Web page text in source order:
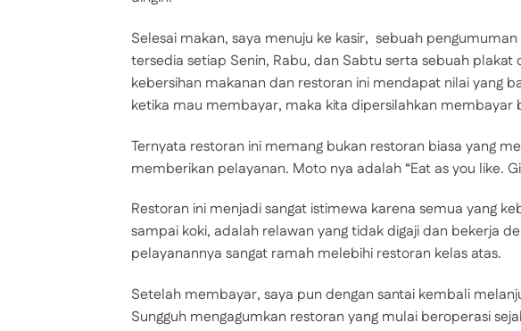
Selesai makan, saya menuju ke kasir, sebuah
tersedia setiap Senin, Rabu, dan Sabtu serta sebuah
kebersihan makanan dan restoran ini mendapat nilai yang
ketika mau membayar, maka kita dipersilahkan membayar
Ternyata restoran ini memang bukan restoran biasa yang
memberikan pelayanan. Moto nya adalah “Eat as you like.
Restoran ini menjadi sangat istimewa karena semua yang
sampai koki, adalah relawan yang tidak digaji dan bekerja
pelayanannya sangat ramah melebihi restoran kelas atas.
Setelah membayar, saya pun dengan santai kembali
Sungguh mengagumkan restoran yang mulai beroperasi